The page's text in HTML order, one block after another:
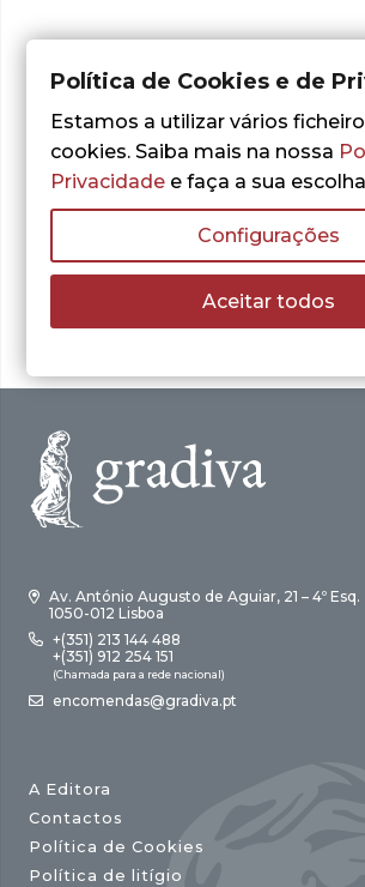
Obras do autor:
Av. António Augusto de Aguiar, 21 – 4º Esq.
1050-012 Lisboa
+(351) 213 144 488
+(351) 912 254 151
(Chamada para a rede nacional)
encomendas@gradiva.pt
A Editora
Contactos
Política de Cookies
Política de litígio
Política de Cookies e de
Estamos a utilizar vários
cookies. Saiba mais na nossa
Privacidade e faça a sua
Configurações
Aceitar todos